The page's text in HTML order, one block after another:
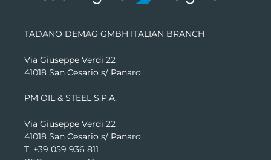
TADANO DEMAG GMBH ITALIAN BRANCH
Via Giuseppe Verdi 22
41018 San Cesario s/ Panaro
PM OIL & STEEL S.P.A.
Via Giuseppe Verdi 22
41018 San Cesario s/ Panaro
T. +39 059 936 811